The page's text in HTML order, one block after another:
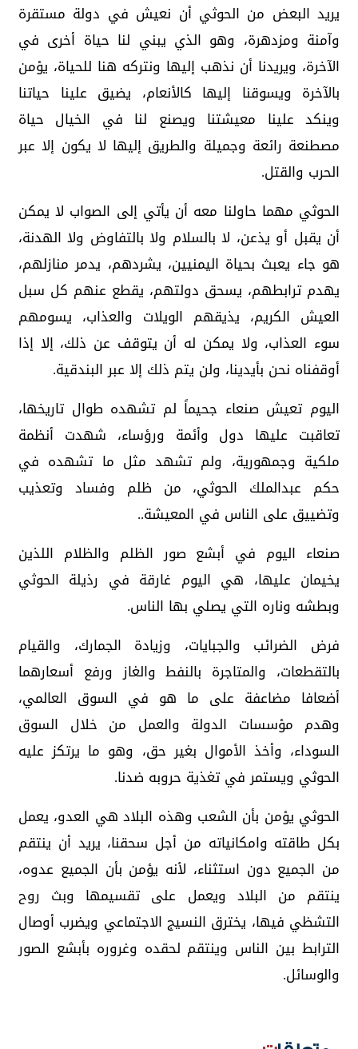
يريد البعض من الحوثي أن نعيش في دولة مستقرة
وآمنة ومزدهرة، وهو الذي يبني لنا حياة أخرى في
الآخرة، ويريدنا أن نذهب إليها ونتركه هنا للحياة، يؤمن
بالآخرة ويسوقنا إليها كالأنعام، يضيق علينا حياتنا
وينكد علينا معيشتنا ويصنع لنا في الخيال حياة
مصطنعة رائعة وجميلة والطريق إليها لا يكون إلا عبر
الحرب والقتل.
الحوثي مهما حاولنا معه أن يأتي إلى الصواب لا يمكن
أن يقبل أو يذعن، لا بالسلام ولا بالتفاوض ولا الهدنة،
هو جاء يعبث بحياة اليمنيين، يشردهم، يدمر منازلهم،
يهدم ترابطهم، يسحق دولتهم، يقطع عنهم كل سبل
العيش الكريم، يذيقهم الويلات والعذاب، يسومهم
سوء العذاب، ولا يمكن له أن يتوقف عن ذلك، إلا إذا
أوقفناه نحن بأيدينا، ولن يتم ذلك إلا عبر البندقية.
اليوم تعيش صنعاء جحيماً لم تشهده طوال تاريخها،
تعاقبت عليها دول وأئمة ورؤساء، شهدت أنظمة
ملكية وجمهورية، ولم تشهد مثل ما تشهده في
حكم عبدالملك الحوثي، من ظلم وفساد وتعذيب
وتضييق على الناس في المعيشة..
صنعاء اليوم في أبشع صور الظلم والظلام اللذين
يخيمان عليها، هي اليوم غارقة في رذيلة الحوثي
وبطشه وناره التي يصلي بها الناس.
فرض الضرائب والجبايات، وزيادة الجمارك، والقيام
بالتقطعات، والمتاجرة بالنفط والغاز ورفع أسعارهما
أضعافا مضاعفة على ما هو في السوق العالمي،
وهدم مؤسسات الدولة والعمل من خلال السوق
السوداء، وأخذ الأموال بغير حق، وهو ما يرتكز عليه
الحوثي ويستمر في تغذية حروبه ضدنا.
الحوثي يؤمن بأن الشعب وهذه البلاد هي العدو، يعمل
بكل طاقته وامكانياته من أجل سحقنا، يريد أن ينتقم
من الجميع دون استثناء، لأنه يؤمن بأن الجميع عدوه،
ينتقم من البلاد ويعمل على تقسيمها وبث روح
التشظي فيها، يخترق النسيج الاجتماعي ويضرب أوصال
الترابط بين الناس وينتقم لحقده وغروره بأبشع الصور
والوسائل.